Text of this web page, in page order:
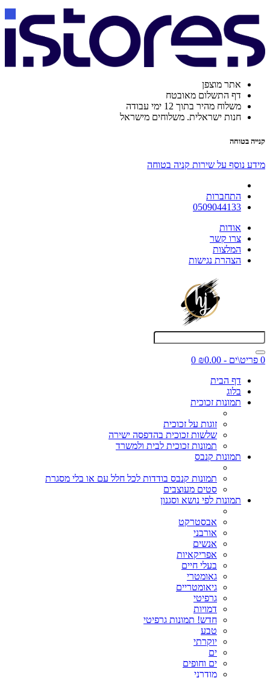
אתר מוצפן
דף התשלום מאובטח
משלוח מהיר בתוך 12 ימי עבודה
חנות ישראלית. משלוחים מישראל
קנייה בטוחה
מידע נוסף על שירות קניה בטוחה
התחברות
0509044133
אודות
צרו קשר
המלצות
הצהרת נגישות
0 פריט\ים - ₪0.00
0
דף הבית
בלוג
תמונות זכוכית
זוגות על זכוכית
שלשות זכוכית בהדפסה ישירה
תמונות זכוכית לבית ולמשרד
תמונות קנבס
תמונות קנבס בודדות לכל חלל עם או בלי מסגרת
סטים מעוצבים
תמונות לפי נושא וסגנון
אבסטרקט
אורבני
אנשים
אפריקאיות
בעלי חיים
גאומטרי
גיאומטריים
גרפיטי
דמויות
חדש! תמונות גרפיטי
טבע
יוקרתי
ים
ים וחופים
מודרני